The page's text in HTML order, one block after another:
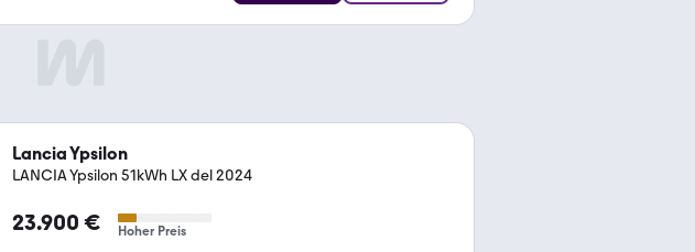
Lancia Ypsilon
LANCIA Ypsilon 51kWh LX del 2024
23.900 € Hoher Preis